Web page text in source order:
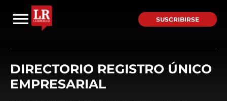
SUSCRIBIRSE
DIRECTORIO REGISTRO ÚNICO
EMPRESARIAL